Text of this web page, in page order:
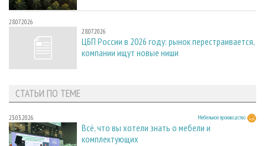
28.07.2026
28.07.2026
ЦБП России в 2026 году: рынок перестраивается,
компании ищут новые ниши
СТАТЬИ ПО ТЕМЕ
23.03.2026 Мебельное производство
Всё, что вы хотели знать о мебели и
комплектующих